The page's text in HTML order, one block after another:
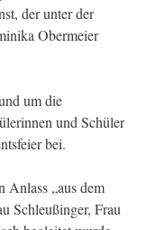
der unter der
Obermeier
um die
und Schüler
bei.
Anlass „aus dem
Schleußinger, Frau